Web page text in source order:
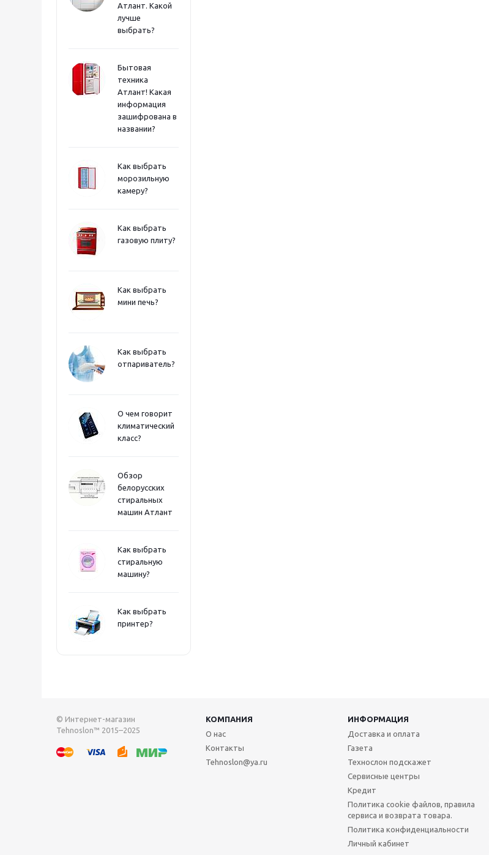
Атлант. Какой
лучше
выбрать?
Бытовая
техника
Атлант! Какая
информация
зашифрована в
названии?
Как выбрать
морозильную
камеру?
Как выбрать
газовую плиту?
Как выбрать
мини печь?
Как выбрать
отпариватель?
О чем говорит
климатический
класс?
Обзор
белорусских
стиральных
машин Атлант
Как выбрать
стиральную
машину?
Как выбрать
принтер?
© Интернет-магазин
Tehnoslon™ 2015–2025
КОМПАНИЯ
ИНФОРМАЦИЯ
О нас
Контакты
Tehnoslon@ya.ru
Доставка и оплата
Газета
Технослон подскажет
Сервисные центры
Кредит
Политика cookie файлов, правила
сервиса и возврата товара.
Политика конфиденциальности
Личный кабинет